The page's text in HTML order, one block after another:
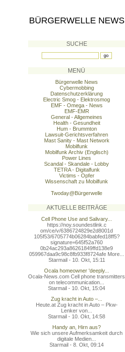
BÜRGERWELLE NEWS
SUCHE
MENÜ
Bürgerwelle News
Cybermobbing
Datenschutzerklärung
Electric Smog - Elektrosmog
EMF - Omega - News
EMF-EMR
General - Allgemeines
Health - Gesundheit
Hum - Brummton
Lawsuit-Gerichtsverfahren
Mast Sanity - Mast Network
Mobilfunk
Mobilfunk Archiv (Englisch)
Power Lines
Scandal - Skandale - Lobby
TETRA - Digitalfunk
Victims - Opfer
Wissenschaft zu Mobilfunk
Twoday@Bürgerwelle
AKTUELLE BEITRÄGE
Cell Phone Use and Salivary...
https://noy.soundestlink.c
om/ce/v/6386724829e2d8001d
105f53/6705774b06284babfed18ff5?
signature=645f52a760
0b24ac293a86261849ffd138e9
059967daa9c98c8fb933f8724afe More...
Starmail - 10. Okt, 15:11
Ocala homeowner 'deeply...
Ocala-News.com Cell phone transmitters
on telecommunication...
Starmail - 10. Okt, 15:04
Zug kracht in Auto –...
Heute.at Zug kracht in Auto – Pkw-
Lenker von...
Starmail - 10. Okt, 14:58
Handy an, Hirn aus?
Wie sich unsere Aufmerksamkeit durch
digitale Medien...
Starmail - 8. Okt, 09:14